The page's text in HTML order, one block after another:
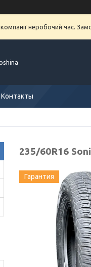
неробочий час.
Контакты
235/60R16
Гарантия